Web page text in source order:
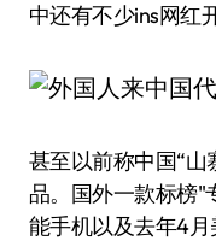
中还有不少ins网红
甚至以前称中国“
品。国外一款标榜"
能手机以及去年4